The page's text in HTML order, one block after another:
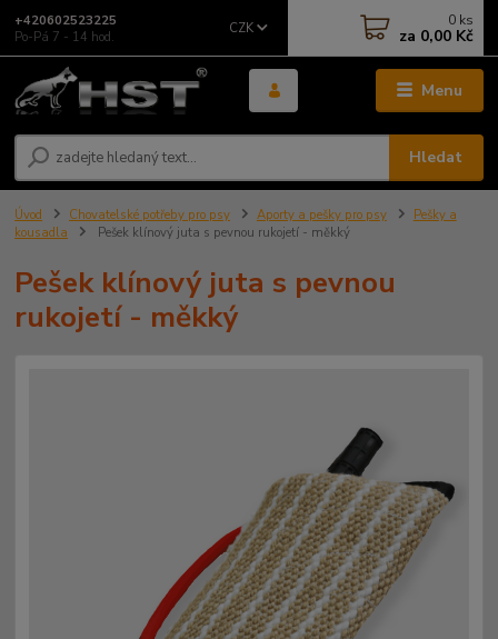
Menu
CZK
Hledat
+420602523225
Po-Pá 7 - 14 hod.
0 ks
za 0,00 Kč
Úvod Chovatelské potřeby pro psy Aporty a pešky pro psy
Pešky a
kousadla
Pešek klínový juta s pevnou rukojetí - měkký
Pešek klínový juta s pevnou
rukojetí - měkký